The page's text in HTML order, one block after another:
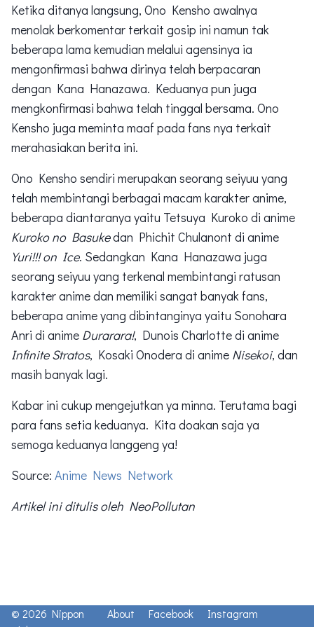
Ketika ditanya langsung, Ono Kensho awalnya
menolak berkomentar terkait gosip ini namun tak
beberapa lama kemudian melalui agensinya ia
mengonfirmasi bahwa dirinya telah berpacaran
dengan Kana Hanazawa. Keduanya pun juga
mengkonfirmasi bahwa telah tinggal bersama. Ono
Kensho juga meminta maaf pada fans nya terkait
merahasiakan berita ini.
Ono Kensho sendiri merupakan seorang seiyuu yang
telah membintangi berbagai macam karakter anime,
beberapa diantaranya yaitu Tetsuya Kuroko di anime
Kuroko no Basukedan Phichit Chulanont di anime
Yuri!!! on Ice. Sedangkan Kana Hanazawa juga
seorang seiyuu yang terkenal membintangi ratusan
karakter anime dan memiliki sangat banyak fans,
beberapa anime yang dibintanginya yaitu Sonohara
Anri di anime Durarara!, Dunois Charlotte di anime
Infinite Stratos, Kosaki Onodera di anime Nisekoi, dan
masih banyak lagi.
Kabar ini cukup mengejutkan ya minna. Terutama bagi
para fans setia keduanya. Kita doakan saja ya
semoga keduanya langgeng ya!
Source: Anime News Network
Artikel ini ditulis oleh NeoPollutan
© 2026 Nippon
About Facebook
Instagram